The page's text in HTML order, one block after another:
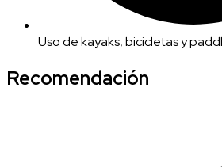
Uso de kayaks, bicicletas y
Recomendación